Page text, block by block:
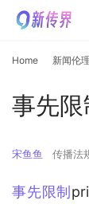
Home 新闻伦
事先限
宋鱼鱼 传播法
事先限制